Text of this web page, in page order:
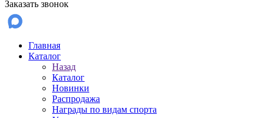
Заказать звонок
Главная
Каталог
Назад
Каталог
Новинки
Распродажа
Награды по видам спорта